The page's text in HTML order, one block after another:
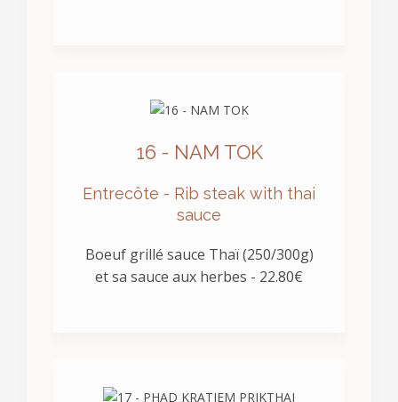
16 - NAM TOK
Entrecôte - Rib steak with thai
sauce
Boeuf grillé sauce Thaï (250/300g)
et sa sauce aux herbes - 22.80€